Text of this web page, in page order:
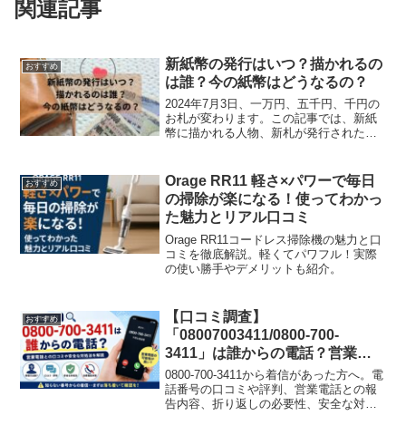
関連記事
おすすめ
新紙幣の発行はいつ？描かれるの
は誰？今の紙幣はどうなるの？
2024年7月3日、一万円、五千円、千円の
お札が変わります。この記事では、新紙
幣に描かれる人物、新札が発行された
がどのような方だったのか知っていただ
きたいと思います。
おすすめ
Orage RR11 軽さ×パワーで毎日
の掃除が楽になる！使ってわかっ
た魅力とリアル口コミ
Orage RR11コードレス掃除機の魅力と口
コミを徹底解説。軽くてパワフル！実際
の使い勝手やデメリットも紹介。
おすすめ
【口コミ調査】
「08007003411/0800-700-
3411」は誰からの電話？営業電
話との口コミや安全な対処法を解
説
0800-700-3411から着信があった方へ。電
話番号の口コミや評判、営業電話との報
告内容、折り返しの必要性、安全な対処